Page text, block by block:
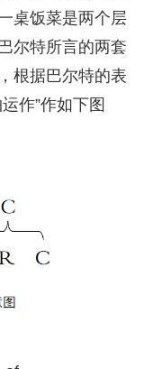
桌饭菜是两个层
尔特所言的两套
根据巴尔特的表
作”作如下图